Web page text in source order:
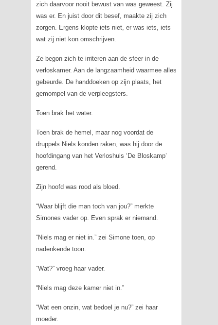
zich daarvoor nooit bewust van was geweest. Zij
was er. En juist door dit besef, maakte zij zich
zorgen. Ergens klopte iets niet, er was iets, iets
wat zij niet kon omschrijven.
Ze begon zich te irriteren aan de sfeer in de
verloskamer. Aan de langzaamheid waarmee alles
gebeurde. De handdoeken op zijn plaats, het
gemompel van de verpleegsters.
Toen brak het water.
Toen brak de hemel, maar nog voordat de
druppels Niels konden raken, was hij door de
hoofdingang van het Verloshuis ‘De Bloskamp’
gerend.
Zijn hoofd was rood als bloed.
“Waar blijft die man toch van jou?” merkte
Simones vader op. Even sprak er niemand.
“Niels mag er niet in.” zei Simone toen, op
nadenkende toon.
“Wat?” vroeg haar vader.
“Niels mag deze kamer niet in.”
“Wat een onzin, wat bedoel je nu?” zei haar
moeder.